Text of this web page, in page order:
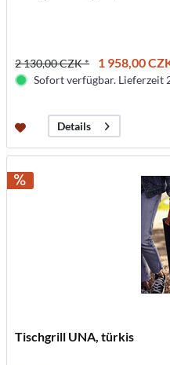
2 130,00 CZK * 1 958,00
Sofort verfügbar. Lieferzeit
Details
Tischgrill UNA, türkis